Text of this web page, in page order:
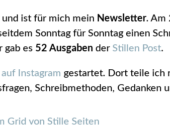
ist für mich mein Newsletter. Am
Sonntag für Sonntag einen
gab es 52 Ausgaben der Stillen Post.
Instagram gestartet. Dort teile ich
Schreibmethoden, Gedanken